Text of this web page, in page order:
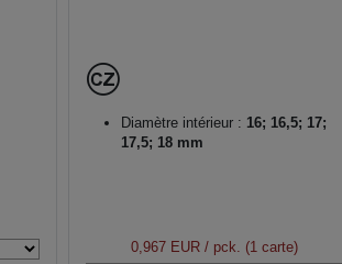
Diamètre intérieur : 16; 16,5; 17;
17,5; 18 mm
0,967 EUR / pck. (1 carte)